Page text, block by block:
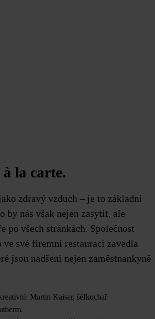
la carte.
zdravý vzduch – je to základní
by nás však nejen zasytit, ale
po všech stránkách. Společnost
ve své firemní restauraci zavedla
jsou nadšeni nejen zaměstnankyně